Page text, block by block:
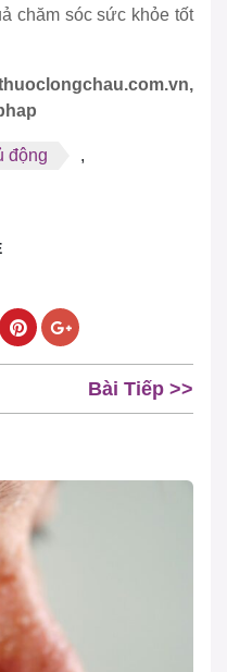
chăm sóc sức khỏe tốt
động ,
Bài Tiếp >>